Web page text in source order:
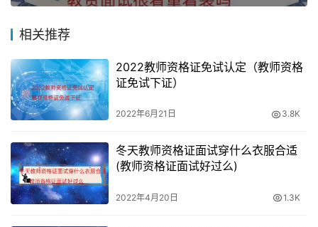
相关推荐
2022教师资格证免试认定（教师资格
证免试下证）
2022年6月21日 3.8K
冬天教师资格证面试穿什么衣服合适
(教师资格证面试好过么)
2022年4月20日 1.3K